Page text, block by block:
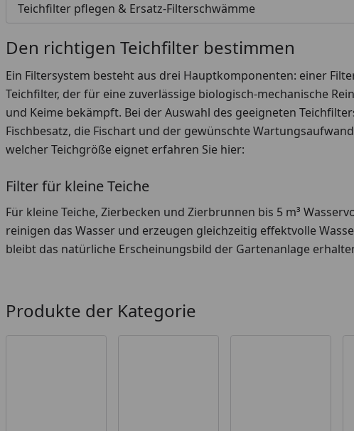
Teichfilter pflegen & Ersatz-Filterschwämme
Den richtigen Teichfilter bestimmen
Ein Filtersystem besteht aus drei Hauptkomponenten: einer
Teichfilter, der für eine zuverlässige biologisch-mechanische
und Keime bekämpft. Bei der Auswahl des geeigneten
Fischbesatz, die Fischart und der gewünschte
welcher Teichgröße eignet erfahren Sie hier:
Filter für kleine Teiche
Für kleine Teiche, Zierbecken und Zierbrunnen bis 5 m³
reinigen das Wasser und erzeugen gleichzeitig effektvolle
bleibt das natürliche Erscheinungsbild der Gartenanlage
Produkte der Kategorie